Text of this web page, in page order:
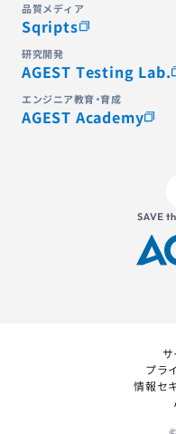
品質メディア
Sqripts
研究開発
AGEST Testing Lab.
エンジニア教育・育成
AGEST Academy
サ
プラ
情報セ